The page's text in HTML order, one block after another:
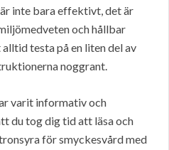
inte bara effektivt, det är
och hållbar
testa på en liten del av
noggrant.
varit informativ och
du tog dig tid att läsa och
för smyckesvård med